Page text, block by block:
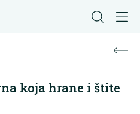
koja hrane i štite